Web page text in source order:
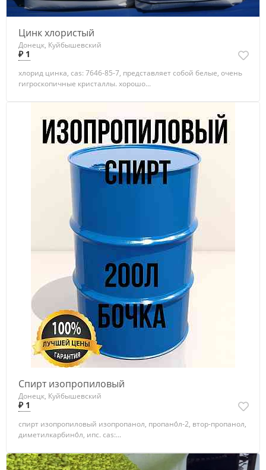
Цинк хлористый
Донецк, Куйбышевский
₽ 1
хлорид цинка, cas: 7646-85-7, представляет собой белые, очень
гигроскопичные кристаллы. хорошо...
Спирт изопропиловый
Донецк, Куйбышевский
₽ 1
спирт изопропиловый изопропанол, пропано́л-2, втор-пропанол,
диметилкарбино́л, ипс. cas:...